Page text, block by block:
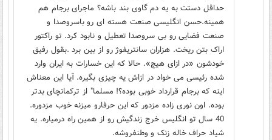
حداقل دستت به یه دم گاوی بند باشه؟ ماجرای برجام هم
همینه.حسن انگلیسی صنعت هسته ای رو باسروصدا و
صنعت فضایی رو بی سروصدا تعطیل و نابود کرد. تو راکتور
اراک بتن ریخت. هزاران سانتریفوژ رو از بین برد .بقول رفیق
خودشون «در ازای هیچ». حالا که این خسارات به ایران وارد
شده رئیسی می خواد در ازاش یه چیزی بگیره. آیا این معناش
اینه که برجام قرارداد خوبی بوده؟! مسلما" از ترکمانچای بدتر
بوده. اون نوری زاده مزدور که این حرفارو میزنه خوب مزدوره.
40 سال تو انگلیس خرج زندگیش رو از همین راه درمیاره. یه
شیاد حراف خاله زنک و وطنفروشه.